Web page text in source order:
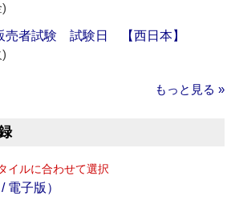
売者試験 試験日 【西日本】
もっと見る »
イルに合わせて選択
電子版）